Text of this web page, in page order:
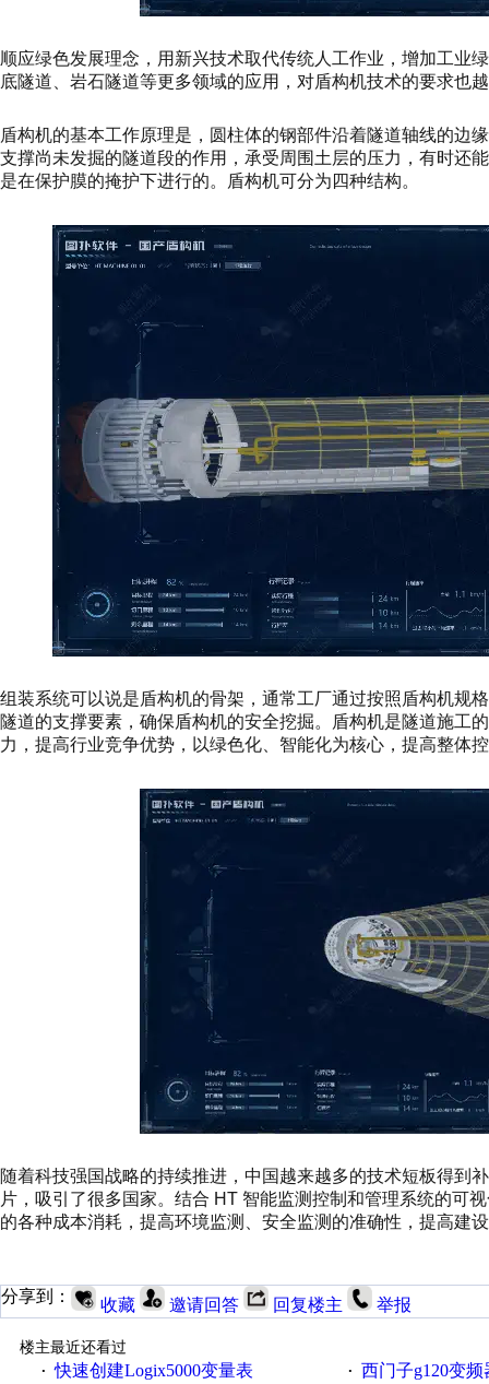
顺应绿色发展理念，用新兴技术取代传统人工作业，增加工业
底隧道、岩石隧道等更多领域的应用，对盾构机技术的要求也
盾构机的基本工作原理是，圆柱体的钢部件沿着隧道轴线的边
支撑尚未发掘的隧道段的作用，承受周围土层的压力，有时还
是在保护膜的掩护下进行的。盾构机可分为四种结构。
组装系统可以说是盾构机的骨架，通常工厂通过按照盾构机规
隧道的支撑要素，确保盾构机的安全挖掘。盾构机是隧道施工
力，提高行业竞争优势，以绿色化、智能化为核心，提高整体
随着科技强国战略的持续推进，中国越来越多的技术短板得到
片，吸引了很多国家。结合 HT 智能监测控制和管理系统的可
的各种成本消耗，提高环境监测、安全监测的准确性，提高建
分享到： 收藏 邀请回答 回复楼主 举报
楼主最近还看过
· 快速创建Logix5000变量表 · 西门子g120变频